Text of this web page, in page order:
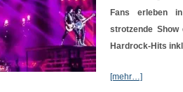
Fans erleben
strotzende
Hardrock-Hits
[mehr…]